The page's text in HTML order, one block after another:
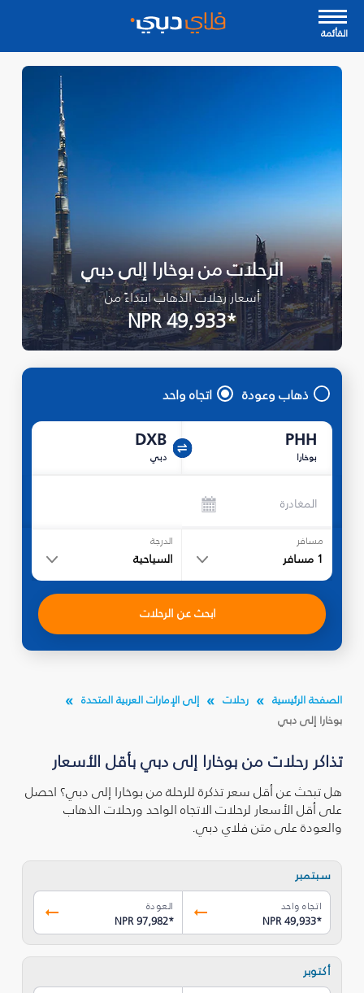
القأئمة
الرحلات من بوخارا إلى دبي
أسعار رحلات الذهاب ابتداءً من
*NPR 49,933
ذهاب وعودة اتجاه واحد
PHH
بوخارا
DXB
دبي
المغادرة
مسافر
1 مسافر
الدرجة
السياحية
ابحث عن الرحلات
الصفحة الرئيسية رحلات
إلى الإمارات العربية المتحدة
بوخارا إلى دبي
تذاكر رحلات من بوخارا إلى دبي بأقل الأسعار
هل تبحث عن أقل سعر تذكرة للرحلة من بوخارا إلى دبي؟ احصل
على أقل الأسعار لرحلات الاتجاه الواحد ورحلات الذهاب
والعودة على متن فلاي دبي.
سبتمبر
اتجاه واحد
NPR 49,933*
العودة
NPR 97,982*
أكتوبر